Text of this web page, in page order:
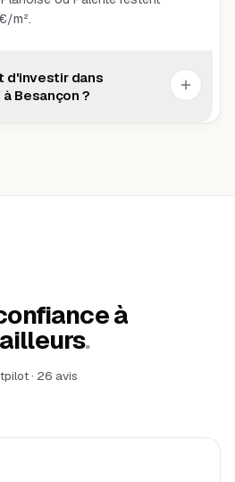
m².
d'investir dans
Besançon ?
à
.
· 26 avis